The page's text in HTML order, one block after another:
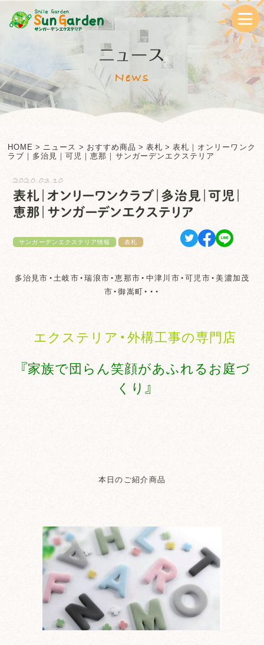
ニュース
News
HOME > ニュース > おすすめ商品 > 表札 >表札｜オンリーワンク
ラブ｜多治見｜可児｜恵那｜サンガーデンエクステリア
2020.03.10
表札｜オンリーワンクラブ｜多治見｜可児｜
恵那｜サンガーデンエクステリア
サンガーデンエクステリア情報 表札
多治見市・土岐市・瑞浪市・恵那市・中津川市・可児市・美濃加茂
市・御嵩町・・・
エクステリア・外構工事の専門店
『家族で団らん笑顔があふれるお庭づ
くり』
本日のご紹介商品